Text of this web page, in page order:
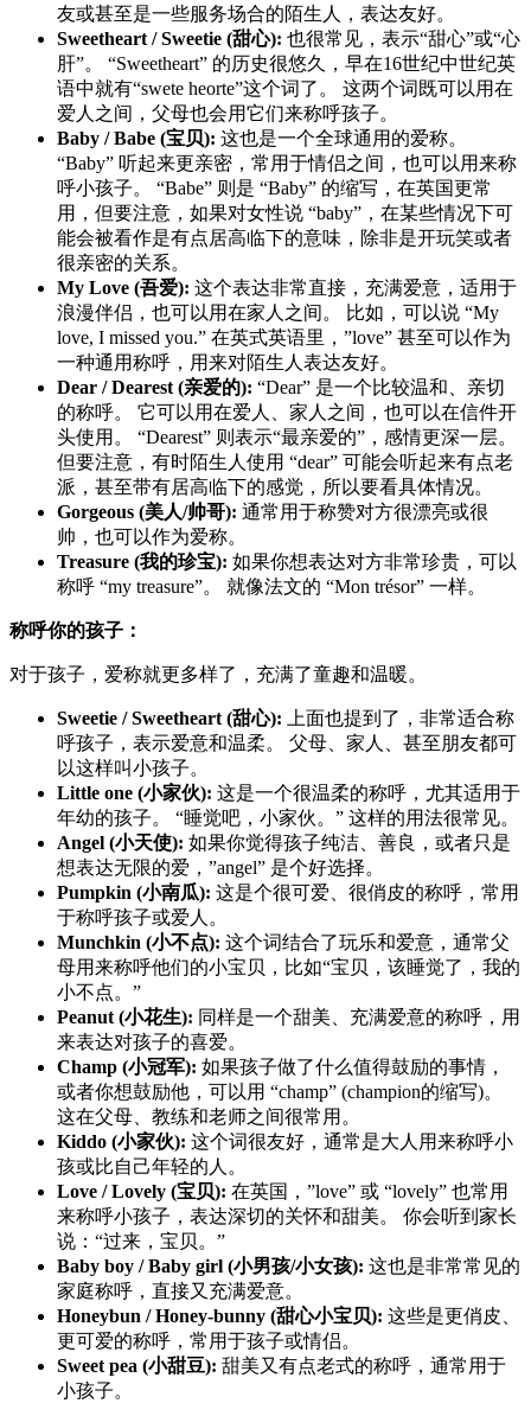
友或甚至是一些服务场合的陌生人，表达友好。
Sweetheart / Sweetie (甜心): 也很常见，表示“甜心”或“心
肝”。 “Sweetheart” 的历史很悠久，早在16世纪中世纪英
语中就有“swete heorte”这个词了。 这两个词既可以用在
爱人之间，父母也会用它们来称呼孩子。
Baby / Babe (宝贝): 这也是一个全球通用的爱称。
“Baby” 听起来更亲密，常用于情侣之间，也可以用来称
呼小孩子。 “Babe” 则是 “Baby” 的缩写，在英国更常
用，但要注意，如果对女性说 “baby”，在某些情况下可
能会被看作是有点居高临下的意味，除非是开玩笑或者
很亲密的关系。
My Love (吾爱): 这个表达非常直接，充满爱意，适用于
浪漫伴侣，也可以用在家人之间。 比如，可以说 “My
love, I missed you.” 在英式英语里，”love” 甚至可以作为
一种通用称呼，用来对陌生人表达友好。
Dear / Dearest (亲爱的): “Dear” 是一个比较温和、亲切
的称呼。 它可以用在爱人、家人之间，也可以在信件开
头使用。 “Dearest” 则表示“最亲爱的”，感情更深一层。
但要注意，有时陌生人使用 “dear” 可能会听起来有点老
派，甚至带有居高临下的感觉，所以要看具体情况。
Gorgeous (美人/帅哥): 通常用于称赞对方很漂亮或很
帅，也可以作为爱称。
Treasure (我的珍宝): 如果你想表达对方非常珍贵，可以
称呼 “my treasure”。 就像法文的 “Mon trésor” 一样。
称呼你的孩子：
对于孩子，爱称就更多样了，充满了童趣和温暖。
Sweetie / Sweetheart (甜心): 上面也提到了，非常适合称
呼孩子，表示爱意和温柔。 父母、家人、甚至朋友都可
以这样叫小孩子。
Little one (小家伙): 这是一个很温柔的称呼，尤其适用于
年幼的孩子。 “睡觉吧，小家伙。” 这样的用法很常见。
Angel (小天使): 如果你觉得孩子纯洁、善良，或者只是
想表达无限的爱，”angel” 是个好选择。
Pumpkin (小南瓜): 这是个很可爱、很俏皮的称呼，常用
于称呼孩子或爱人。
Munchkin (小不点): 这个词结合了玩乐和爱意，通常父
母用来称呼他们的小宝贝，比如“宝贝，该睡觉了，我的
小不点。”
Peanut (小花生): 同样是一个甜美、充满爱意的称呼，用
来表达对孩子的喜爱。
Champ (小冠军): 如果孩子做了什么值得鼓励的事情，
或者你想鼓励他，可以用 “champ” (champion的缩写)。
这在父母、教练和老师之间很常用。
Kiddo (小家伙): 这个词很友好，通常是大人用来称呼小
孩或比自己年轻的人。
Love / Lovely (宝贝): 在英国，”love” 或 “lovely” 也常用
来称呼小孩子，表达深切的关怀和甜美。 你会听到家长
说：“过来，宝贝。”
Baby boy / Baby girl (小男孩/小女孩): 这也是非常常见的
家庭称呼，直接又充满爱意。
Honeybun / Honey-bunny (甜心小宝贝): 这些是更俏皮、
更可爱的称呼，常用于孩子或情侣。
Sweet pea (小甜豆): 甜美又有点老式的称呼，通常用于
小孩子。